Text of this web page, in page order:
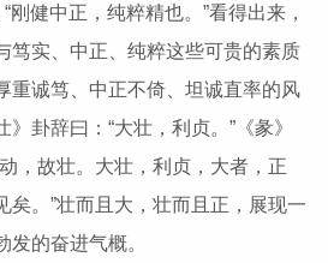
刚健中正，纯粹精也。”看得出来，
笃实、中正、纯粹这些可贵的素质
重诚笃、中正不倚、坦诚直率的风
卦辞曰：“大壮，利贞。”《彖》
，故壮。大壮，利贞，大者，正
矣。”壮而且大，壮而且正，展现一
的奋进气概。